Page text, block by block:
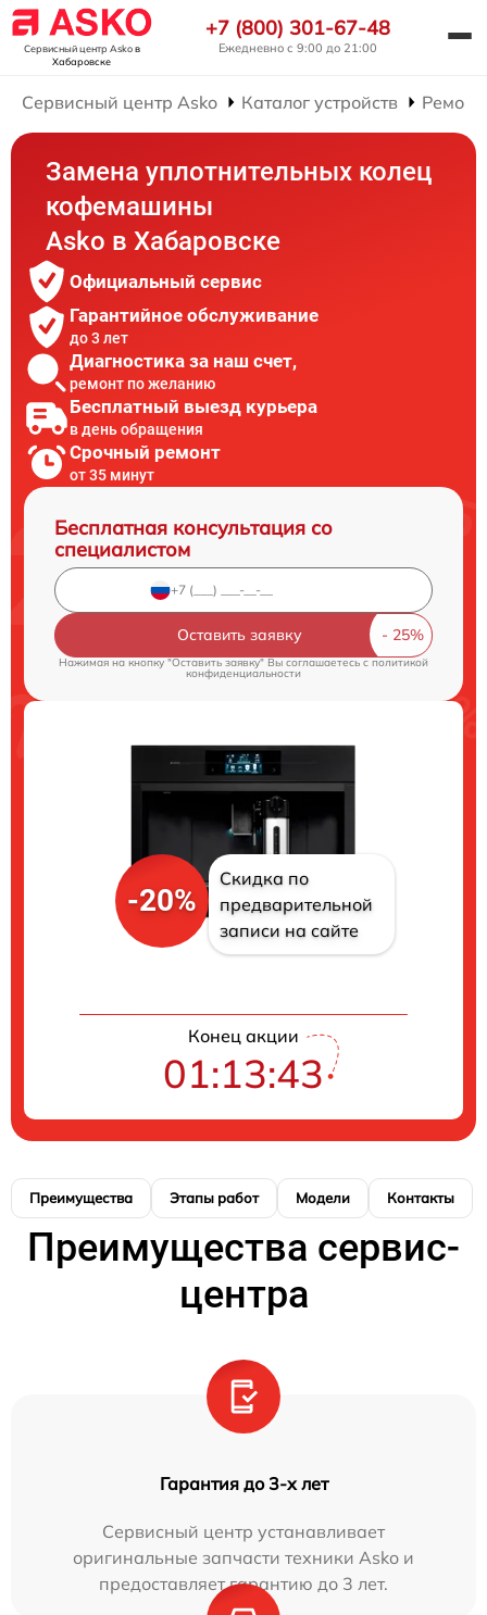
Сервисный центр Askoв
Хабаровске
+7 (800) 301-67-48
Ежедневно с 9:00 до 21:00
Сервисный центр Asko Каталог устройств
Замена уплотнительных колец
кофемашины
Asko в Хабаровске
Официальный сервис
Гарантийное обслуживание
до 3 лет
Диагностика за наш счет,
ремонт по желанию
Бесплатный выезд курьера
в день обращения
Срочный ремонт
от 35 минут
Бесплатная консультация со
специалистом
Оставить заявку
Нажимая на кнопку "Оставить заявку" Вы соглашаетесь cполитикой
конфиденциальности
-20%
Скидка по
предварительной
записи на сайте
Конец акции
01:13:42
Преимущества Этапы работ Модели Контакты
Преимущества сервис-
центра
Гарантия до 3-х лет
Сервисный центр устанавливает
оригинальные запчасти техники Asko и
предоставляет гарантию до 3 лет.